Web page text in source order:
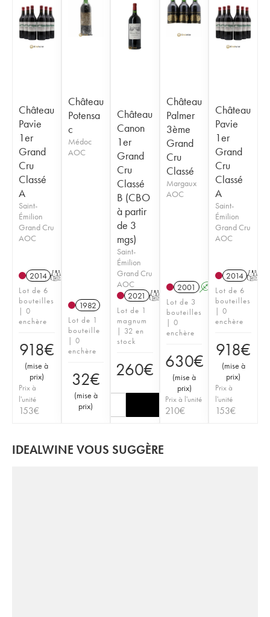
Château
Pavie
1er
Grand
Cru
Classé
A
Saint-
Émilion
Grand Cru
AOC
2014 T
Lot de 6
bouteilles
| 0
enchère
918€
(mise à
prix)
Prix à
l'unité
153€
Château
Potensa
c
Médoc
AOC
1982
Lot de 1
bouteille
| 0
enchère
32€
(mise à
prix)
Château
Canon
1er
Grand
Cru
Classé
B (CBO
à partir
de 3
mgs)
Saint-
Émilion
Grand Cru
AOC
2021 T
Lot de 1
magnum
| 32 en
stock
260€
Château
Palmer
3ème
Grand
Cru
Classé
Margaux
AOC
2001 A
Lot de 3
bouteilles
| 0
enchère
630€
(mise à
prix)
Prix à l'unité
210€
Château
Pavie
1er
Grand
Cru
Classé
A
Saint-
Émilion
Grand Cru
AOC
2014 T
Lot de 6
bouteilles
| 0
enchère
918€
(mise à
prix)
Prix à
l'unité
153€
IDEALWINE VOUS SUGGÈRE